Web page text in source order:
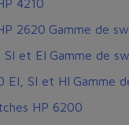
4210
2620 Gamme de
SI et EI Gamme de
EI, SI et HI Gamme
HP 6200